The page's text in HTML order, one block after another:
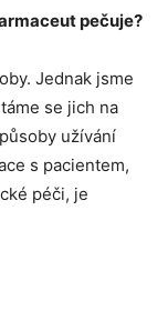
pečuje?
Jednak jsme
se jich na
užívání
s pacientem,
péči, je